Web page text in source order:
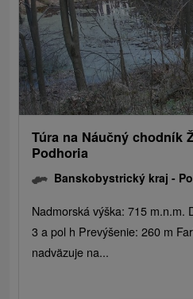
Túra na Náučný chodník
Podhoria
Banskobystrický kraj -
Nadmorská výška: 715 m.n.m.
3 a pol h Prevýšenie: 260 m
nadväzuje na...